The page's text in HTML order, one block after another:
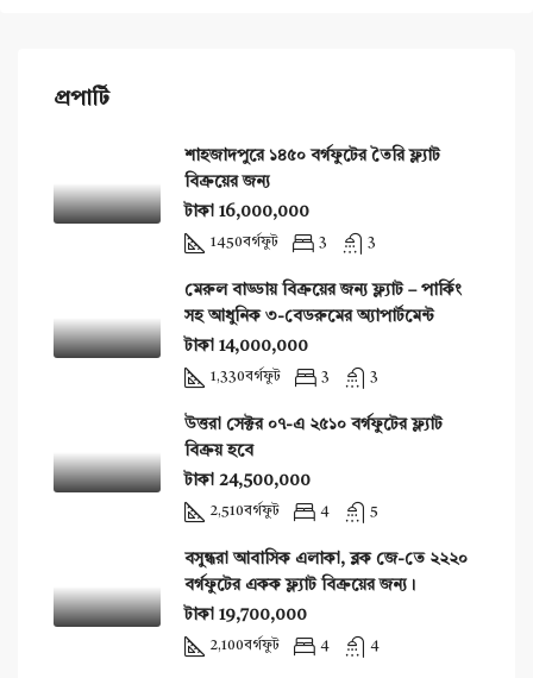
প্রপার্টি
শাহজাদপুরে ১৪৫০ বর্গফুটের তৈরি ফ্ল্যাট
বিক্রয়ের জন্য
টাকা 16,000,000
1450বর্গফুট 3 3
মেরুল বাড্ডায় বিক্রয়ের জন্য ফ্ল্যাট – পার্কিং
সহ আধুনিক ৩-বেডরুমের অ্যাপার্টমেন্ট
টাকা 14,000,000
1,330বর্গফুট 3 3
উত্তরা সেক্টর ০৭-এ ২৫১০ বর্গফুটের ফ্ল্যাট
বিক্রয় হবে
টাকা 24,500,000
2,510বর্গফুট 4 5
বসুন্ধরা আবাসিক এলাকা, ব্লক জে-তে ২২২০
বর্গফুটের একক ফ্ল্যাট বিক্রয়ের জন্য।
টাকা 19,700,000
2,100বর্গফুট 4 4